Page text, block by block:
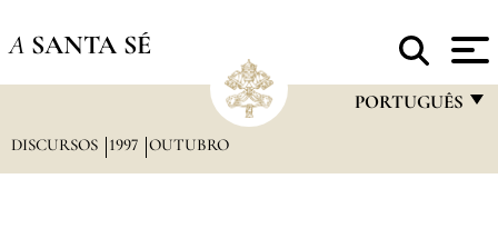
A SANTA SÉ
PORTUGUÊS
DISCURSOS 1997 OUTUBRO